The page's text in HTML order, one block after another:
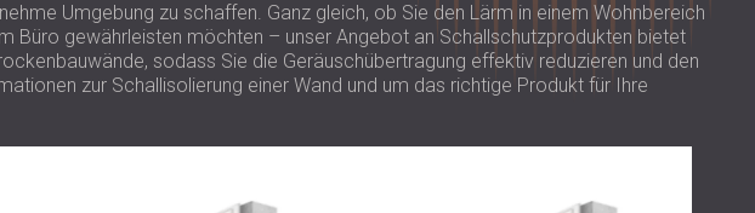
SRBIJA | RS
ROMÂNIA | RO
Umgebung zu schaffen. Ganz gleich, ob Sie den Lärm in einem Wohnbereich
Büro gewährleisten möchten – unser Angebot an Schallschutzprodukten bietet
sodass Sie die Geräuschübertragung effektiv reduzieren und den
zur Schallisolierung einer Wand und um das richtige Produkt für Ihre